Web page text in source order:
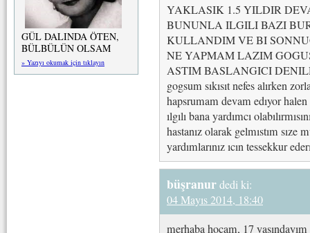
GÜL DALINDA ÖTEN,
BÜLBÜLÜN OLSAM
» Yazıyı okumak için tıklayın
YAKLASIK 1.5 YILDIR
BUNUNLA ILGILI BAZI
KULLANDIM VE BI
NE YAPMAM LAZIM
ASTIM BASLANGICI DENILDI
gogsum sıkısıt nefes alırken
hapsrumam devam edıyor
ılgılı bana yardımcı
hastanız olarak gelmıstım sıze
yardımlarınız ıcın tessekkur
büşranurdedi ki:
04 Mayıs 2014, 18:40
merhaba hocam, 17